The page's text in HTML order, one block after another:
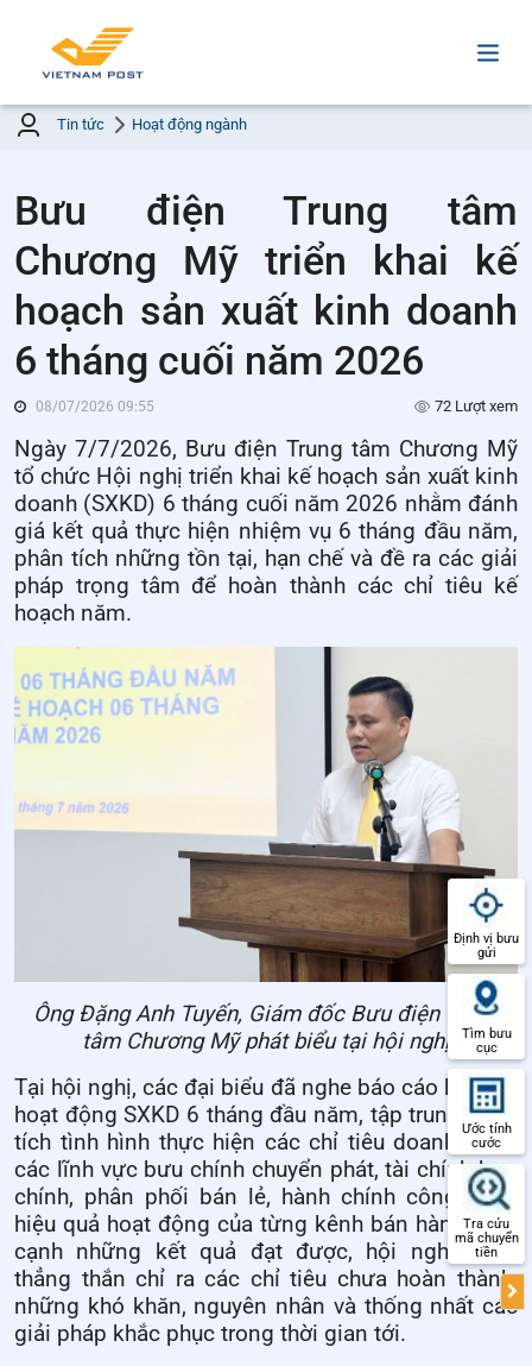
Tin tức Hoạt động ngành
Bưu điện Trung tâm
Chương Mỹ triển khai kế
hoạch sản xuất kinh doanh
6 tháng cuối năm 2026
08/07/2026 09:55 72 Lượt xem
Ngày 7/7/2026, Bưu điện Trung tâm Chương Mỹ
tổ chức Hội nghị triển khai kế hoạch sản xuất kinh
doanh (SXKD) 6 tháng cuối năm 2026 nhằm đánh
giá kết quả thực hiện nhiệm vụ 6 tháng đầu năm,
phân tích những tồn tại, hạn chế và đề ra các giải
pháp trọng tâm để hoàn thành các chỉ tiêu kế
hoạch năm.
Ông Đặng Anh Tuyến, Giám đốc Bưu điện Trung
tâm Chương Mỹ phát biểu tại hội nghị
Tại hội nghị, các đại biểu đã nghe báo cáo kết quả
hoạt động SXKD 6 tháng đầu năm, tập trung phân
tích tình hình thực hiện các chỉ tiêu doanh thu ở
các lĩnh vực bưu chính chuyển phát, tài chính bưu
chính, phân phối bán lẻ, hành chính công cùng
hiệu quả hoạt động của từng kênh bán hàng. Bên
cạnh những kết quả đạt được, hội nghị cũng
thẳng thắn chỉ ra các chỉ tiêu chưa hoàn thành,
những khó khăn, nguyên nhân và thống nhất các
giải pháp khắc phục trong thời gian tới.
Định vị bưu
gửi
Tìm bưu
cục
Ước tính
cước
Tra cứu
mã chuyển
tiền